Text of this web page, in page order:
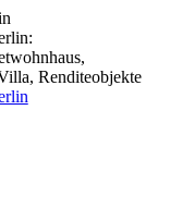
Renditeobjekte